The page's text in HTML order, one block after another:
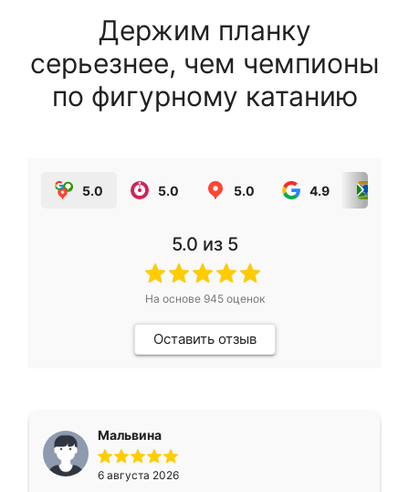
Держим планку
серьезнее, чем чемпионы
по фигурному катанию
5.0 5.0 5.0 4.9
5.0 из 5
На основе 945оценок
Оставить отзыв
Мальвина
6 августа 2026